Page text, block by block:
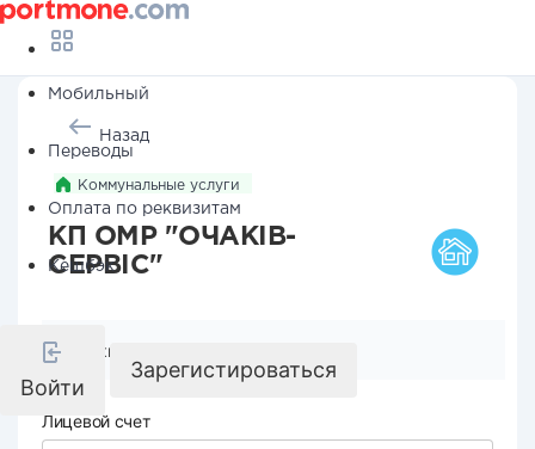
Мобильный
Переводы
Оплата по реквизитам
Кешбэк
Войти
Зарегистироваться
Назад
Коммунальные услуги
КП ОМР "ОЧАКІВ-
СЕРВІС"
Реквизиты компании
Лицевой счет